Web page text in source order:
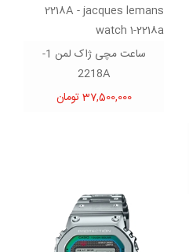
ساعت مچی ژاک لمن 1-
2218A
37,500,000 تومان